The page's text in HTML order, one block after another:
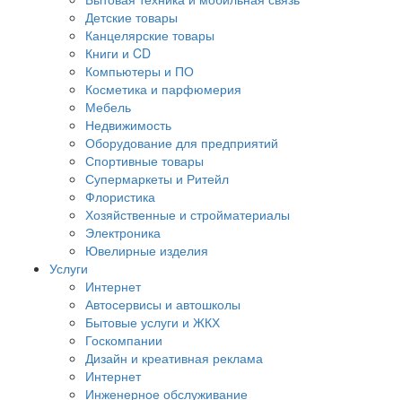
Детские товары
Канцелярские товары
Книги и CD
Компьютеры и ПО
Косметика и парфюмерия
Мебель
Недвижимость
Оборудование для предприятий
Спортивные товары
Супермаркеты и Ритейл
Флористика
Хозяйственные и стройматериалы
Электроника
Ювелирные изделия
Услуги
Интернет
Автосервисы и автошколы
Бытовые услуги и ЖКХ
Госкомпании
Дизайн и креативная реклама
Интернет
Инженерное обслуживание